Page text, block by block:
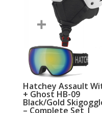
Hatchey Assault
+ Ghost HB-09
Black/Gold
– Complete Set |